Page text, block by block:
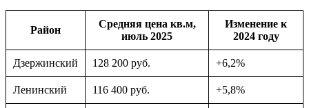
Район
Средняя цена кв.м,
июль 2025
Изменение к
2024 году
Дзержинский 128 200 руб. +6,2%
Ленинский 116 400 руб. +5,8%